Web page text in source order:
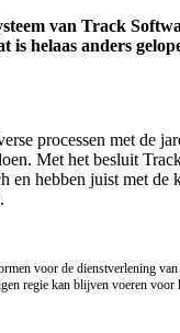
van Track
helaas anders
processen met de
Met het besluit
hebben juist met
voor de dienstverlening
regie kan blijven voeren